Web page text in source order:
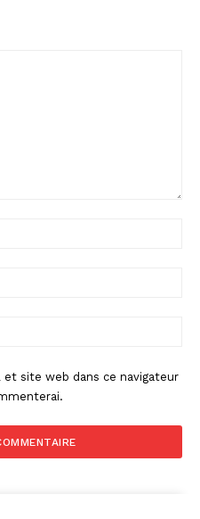
site web dans ce navigateur